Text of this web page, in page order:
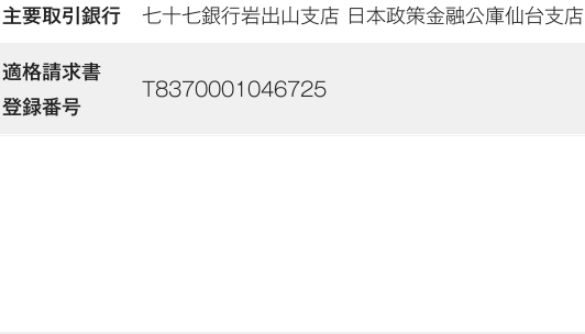
主要取引銀行 七十七銀行岩出山支店 日本政策金融公庫仙台支店
適格請求書
登録番号
T8370001046725